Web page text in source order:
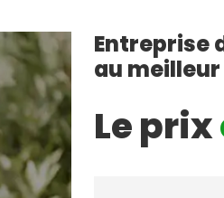
Entreprise
au
Le prix